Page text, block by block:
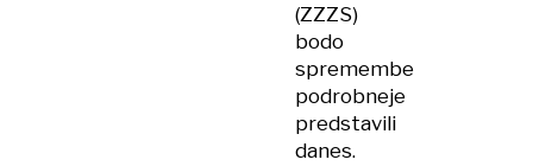
(ZZZS)
bodo
spremembe
podrobneje
predstavili
danes.